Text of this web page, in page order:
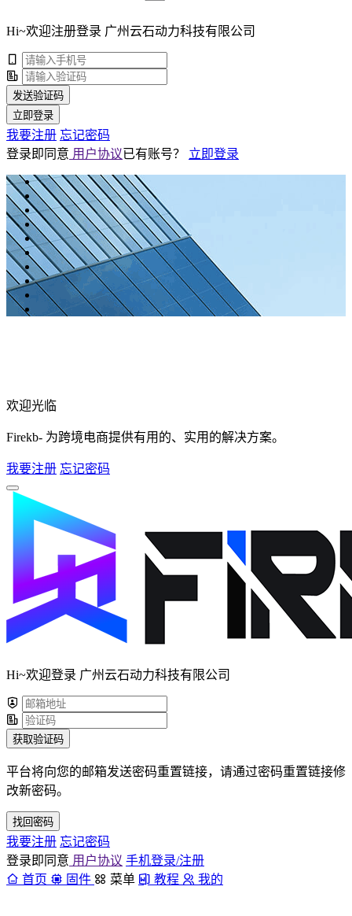
Hi~欢迎注册登录 广州云石动力科技有限公司
发送验证码
立即登录
我要注册 忘记密码
登录即同意 用户协议已有账号？ 立即登录
欢迎光临
Firekb- 为跨境电商提供有用的、实用的解决方案。
我要注册 忘记密码
Hi~欢迎登录 广州云石动力科技有限公司
获取验证码
平台将向您的邮箱发送密码重置链接，请通过密码重置链接修
改新密码。
找回密码
我要注册 忘记密码
登录即同意 用户协议 手机登录/注册
首页
固件 菜单 教程 我的